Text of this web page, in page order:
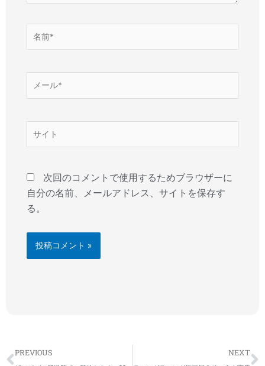
*
次回のコメントで使用するためブラウザーに
自分の名前、メールアドレス、サイトを保存す
る。
Prev
PREVIOUS NEXT